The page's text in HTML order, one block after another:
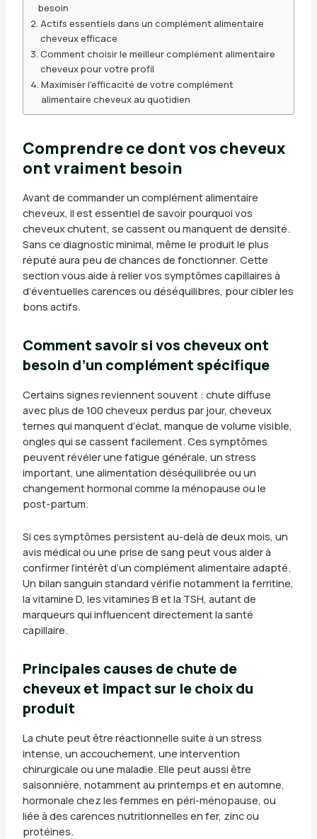
besoin
Actifs essentiels dans un complément alimentaire
cheveux efficace
Comment choisir le meilleur complément alimentaire
cheveux pour votre profil
Maximiser l’efficacité de votre complément
alimentaire cheveux au quotidien
Comprendre ce dont vos cheveux
ont vraiment besoin
Avant de commander un complément alimentaire
cheveux, il est essentiel de savoir pourquoi vos
cheveux chutent, se cassent ou manquent de densité.
Sans ce diagnostic minimal, même le produit le plus
réputé aura peu de chances de fonctionner. Cette
section vous aide à relier vos symptômes capillaires à
d’éventuelles carences ou déséquilibres, pour cibler les
bons actifs.
Comment savoir si vos cheveux ont
besoin d’un complément spécifique
Certains signes reviennent souvent : chute diffuse
avec plus de 100 cheveux perdus par jour, cheveux
ternes qui manquent d’éclat, manque de volume visible,
ongles qui se cassent facilement. Ces symptômes
peuvent révéler une fatigue générale, un stress
important, une alimentation déséquilibrée ou un
changement hormonal comme la ménopause ou le
post-partum.
Si ces symptômes persistent au-delà de deux mois, un
avis médical ou une prise de sang peut vous aider à
confirmer l’intérêt d’un complément alimentaire adapté.
Un bilan sanguin standard vérifie notamment la ferritine,
la vitamine D, les vitamines B et la TSH, autant de
marqueurs qui influencent directement la santé
capillaire.
Principales causes de chute de
cheveux et impact sur le choix du
produit
La chute peut être réactionnelle suite à un stress
intense, un accouchement, une intervention
chirurgicale ou une maladie. Elle peut aussi être
saisonnière, notamment au printemps et en automne,
hormonale chez les femmes en péri-ménopause, ou
liée à des carences nutritionnelles en fer, zinc ou
protéines.